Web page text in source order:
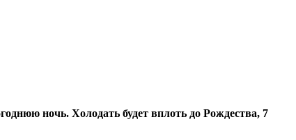
ночь. Холодать будет вплоть до Рождества, 7